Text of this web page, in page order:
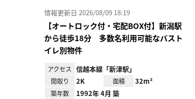
情報更新日 2026/08/09 18:19
【オートロック付・宅配BOX付】新潟駅
から徒歩18分 多数名利用可能なバスト
イレ別物件
アクセス 信越本線「新津駅」
間取り 2K 面積 32m²
築年数 1992年 4月 築